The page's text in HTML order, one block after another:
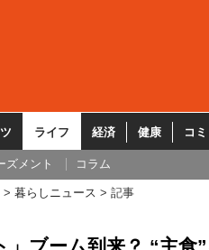
ライフ 経済 健康 コ
ズメント コラム
暮らしニュース 記事